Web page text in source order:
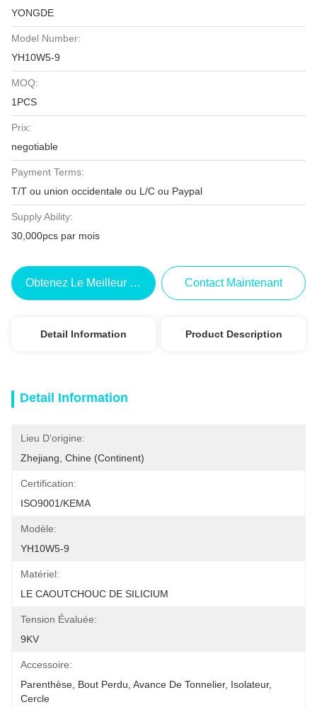
YONGDE
Model Number:
YH10W5-9
MOQ:
1PCS
Prix:
negotiable
Payment Terms:
T/T ou union occidentale ou L/C ou Paypal
Supply Ability:
30,000pcs par mois
Obtenez Le Meilleur Prix Contact Maintenant
Detail Information Product Description
Detail Information
Lieu D'origine:
Zhejiang, Chine (continent)
Certification:
ISO9001/KEMA
Modèle:
YH10W5-9
Matériel:
LE CAOUTCHOUC DE SILICIUM
Tension Évaluée:
9KV
Accessoire:
Parenthèse, Bout Perdu, Avance De Tonnelier, Isolateur,
Cercle